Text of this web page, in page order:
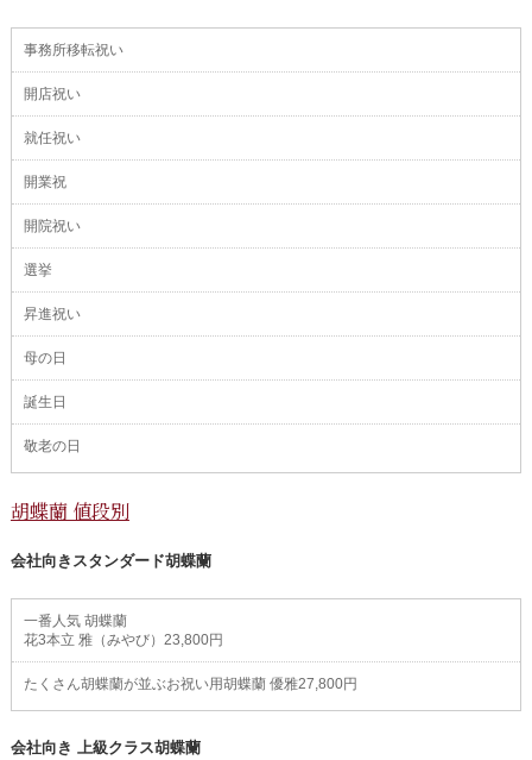
事務所移転祝い
開店祝い
就任祝い
開業祝
開院祝い
選挙
昇進祝い
母の日
誕生日
敬老の日
胡蝶蘭 値段別
会社向きスタンダード胡蝶蘭
一番人気 胡蝶蘭
花3本立 雅（みやび）23,800円
たくさん胡蝶蘭が並ぶお祝い用胡蝶蘭 優雅27,800円
会社向き 上級クラス胡蝶蘭